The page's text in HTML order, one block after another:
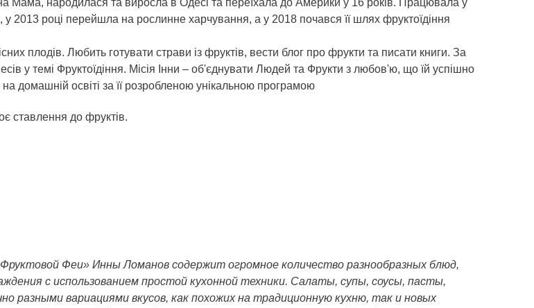
Мама, народилася та виросла в Одесі та переїхала до Америки у 16 ​​років. Працювала у
2013 році перейшла на рослинне харчування, а у 2018 почався її шлях фруктоїдіння
плодів. Любить готувати страви із фруктів, вести блог про фрукти та писати книги. За
у темі Фруктоїдіння. Місія Інни – об'єднувати Людей та Фрукти з любов'ю, що їй успішно
домашній освіті за її розробленою унікальною програмою
ставлення до фруктів.
Феи» Инны Ломанов содержит огромное количество разнообразных блюд,
с использованием простой кухонной техники. Салаты, супы, соусы, пасты,
разными вариациями вкусов, как похожих на традиционную кухню, так и новых